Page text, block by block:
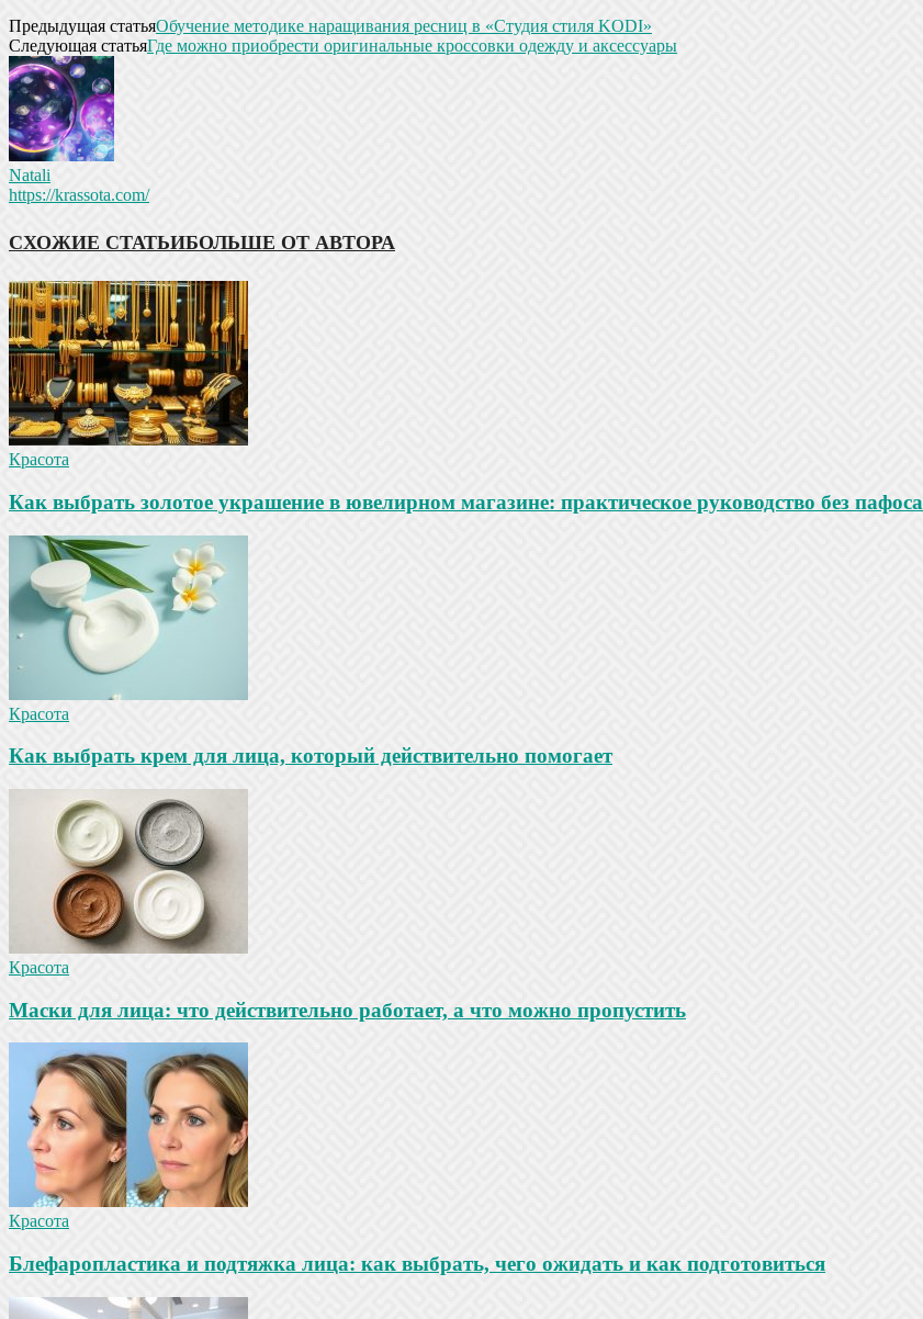
Предыдущая статьяОбучение методике наращивания ресниц в «Студия стиля KODI»
Следующая статьяГде можно приобрести оригинальные кроссовки одежду и аксессуары
Natali
https://krassota.com/
СХОЖИЕ СТАТЬИБОЛЬШЕ ОТ АВТОРА
Красота
Как выбрать золотое украшение в ювелирном магазине: практическое руководство без пафоса
Красота
Как выбрать крем для лица, который действительно помогает
Красота
Маски для лица: что действительно работает, а что можно пропустить
Красота
Блефаропластика и подтяжка лица: как выбрать, чего ожидать и как подготовиться